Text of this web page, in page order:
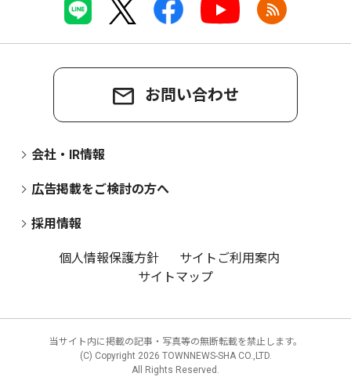
お問い合わせ
会社・IR情報
広告掲載をご検討の方へ
採用情報
個人情報保護方針
サイトご利用案内
サイトマップ
当サイト内に掲載の記事・写真等の無断転載を禁止します。
(C) Copyright 2026 TOWNNEWS-SHA CO.,LTD.
All Rights Reserved.